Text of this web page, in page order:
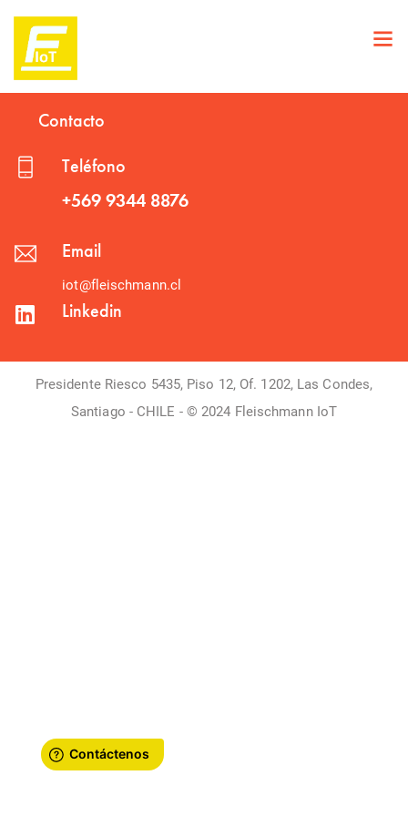
Contacto
Teléfono
+569 9344 8876
Email
iot@fleischmann.cl
Linkedin
Presidente Riesco 5435, Piso 12, Of. 1202, Las Condes,
Santiago - CHILE - © 2024 Fleischmann IoT